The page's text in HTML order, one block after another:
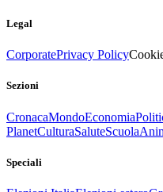
Legal
CorporatePrivacy Policy
Sezioni
CronacaMondoEconomia
PlanetCulturaSaluteScuola
Speciali